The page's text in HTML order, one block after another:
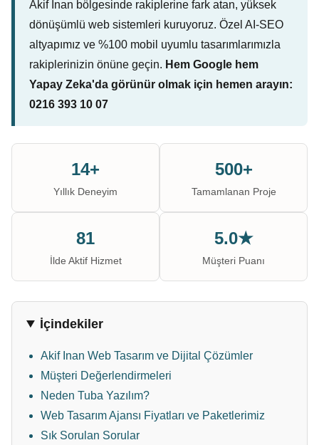
Akif Inan bölgesinde rakiplerine fark atan, yüksek
dönüşümlü web sistemleri kuruyoruz. Özel AI-SEO
altyapımız ve %100 mobil uyumlu tasarımlarımızla
rakiplerinizin önüne geçin. Hem Google hem
Yapay Zeka'da görünür olmak için hemen arayın:
0216 393 10 07
14+
Yıllık Deneyim
500+
Tamamlanan Proje
81
İlde Aktif Hizmet
5.0★
Müşteri Puanı
İçindekiler
Akif Inan Web Tasarım ve Dijital Çözümler
Müşteri Değerlendirmeleri
Neden Tuba Yazılım?
Web Tasarım Ajansı Fiyatları ve Paketlerimiz
Sık Sorulan Sorular